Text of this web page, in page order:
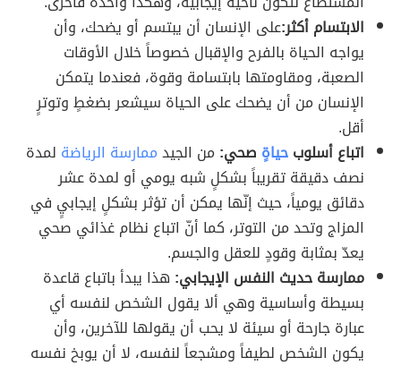
الابتسام أكثر:على الإنسان أن يبتسم أو يضحك، وأن
يواجه الحياة بالفرح والإقبال خصوصاً خلال الأوقات
الصعبة، ومقاومتها بابتسامة وقوة، فعندما يتمكن
الإنسان من أن يضحك على الحياة سيشعر بضغطٍ وتوترٍ
أقل.
اتباع أسلوبحياةٍ صحي: من الجيدممارسة الرياضة لمدة
نصف دقيقة تقريباً بشكلٍ شبه يومي أو لمدة عشر
دقائق يومياً، حيث إنّها يمكن أن تؤثر بشكلٍ إيجابيٍ في
المزاج وتحد من التوتر، كما أنّ اتباع نظام غذائي صحي
يعدّ بمثابة وقودٍ للعقل والجسم.
ممارسة حديث النفس الإيجابي: هذا يبدأ باتباع قاعدة
بسيطة وأساسية وهي ألا يقول الشخص لنفسه أي
عبارة جارحة أو سيئة لا يحب أن يقولها للآخرين، وأن
يكون الشخص لطيفاً ومشجعاً لنفسه، لا أن يوبخ نفسه